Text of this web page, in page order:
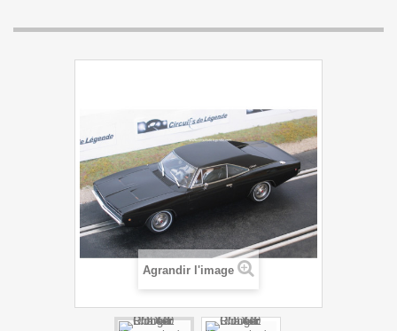
Agrandir l'image